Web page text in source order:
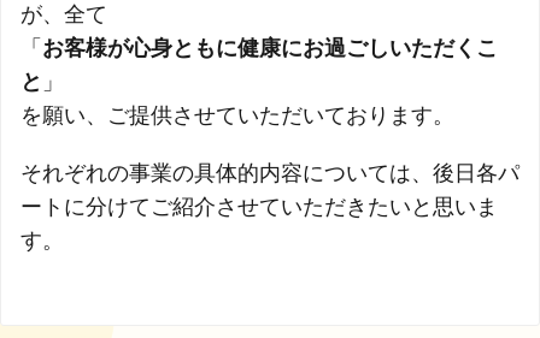
が、全て
「 お客様が心身ともに健康にお過ごしいただくこ
と 」
を願い、ご提供させていただいております。
それぞれの事業の具体的内容については、後日各パ
ートに分けてご紹介させていただきたいと思いま
す。